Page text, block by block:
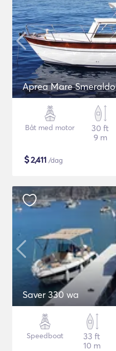
Aprea Mare Smeraldo
Båt med motor
30 ft
9 m
$2,411 /dag
Saver 330 wa
Speedboat
33 ft
10 m